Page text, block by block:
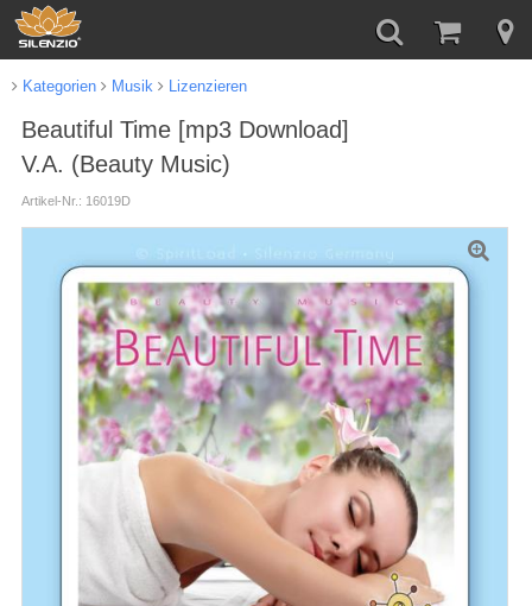
Kategorien Musik Lizenzieren
Beautiful Time [mp3 Download]
V.A. (Beauty Music)
Artikel-Nr.: 16019D